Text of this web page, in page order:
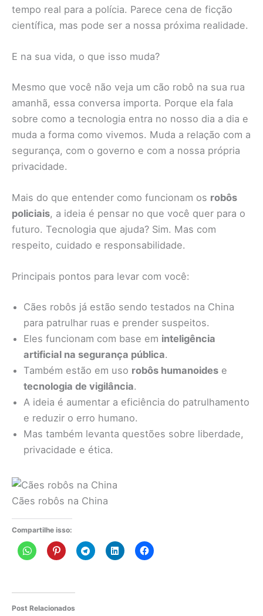
tempo real para a polícia. Parece cena de ficção
científica, mas pode ser a nossa próxima realidade.
E na sua vida, o que isso muda?
Mesmo que você não veja um cão robô na sua rua
amanhã, essa conversa importa. Porque ela fala
sobre como a tecnologia entra no nosso dia a dia e
muda a forma como vivemos. Muda a relação com a
segurança, com o governo e com a nossa própria
privacidade.
Mais do que entender como funcionam os robôs
policiais, a ideia é pensar no que você quer para o
futuro. Tecnologia que ajuda? Sim. Mas com
respeito, cuidado e responsabilidade.
Principais pontos para levar com você:
Cães robôs já estão sendo testados na China
para patrulhar ruas e prender suspeitos.
Eles funcionam com base em inteligência
artificial na segurança pública.
Também estão em uso robôs humanoides e
tecnologia de vigilância.
A ideia é aumentar a eficiência do patrulhamento
e reduzir o erro humano.
Mas também levanta questões sobre liberdade,
privacidade e ética.
Cães robôs na China
Compartilhe isso:
Post Relacionados